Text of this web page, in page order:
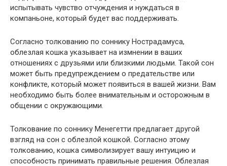
испытывать чувство отчуждения и нуждаться в
компаньоне, который будет вас поддерживать.
Согласно толкованию по соннику Нострадамуса,
облезлая кошка указывает на измнении в ваших
отношениях с друзьями или близкими людьми. Такой сон
может быть предупреждением о предательстве или
конфликте, который может появиться в вашей жизни. Вам
необходимо быть более внимательным и осторожным в
общении с окружающими.
Толкование по соннику Менегетти предлагает другой
взгляд на сон с облезлой кошкой. Согласно этому
толкованию, кошка символизирует вашу интуицию и
способность принимать правильные решения. Облезлая